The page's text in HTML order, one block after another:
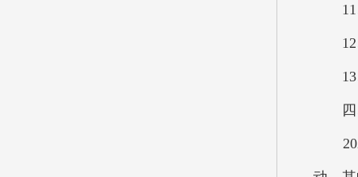
11、
12、
13、
四、
2020